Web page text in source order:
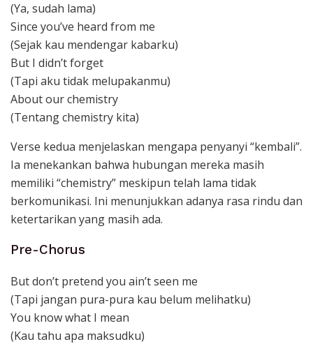
(Ya, sudah lama)
Since you’ve heard from me
(Sejak kau mendengar kabarku)
But I didn’t forget
(Tapi aku tidak melupakanmu)
About our chemistry
(Tentang chemistry kita)
Verse kedua menjelaskan mengapa penyanyi “kembali”.
Ia menekankan bahwa hubungan mereka masih
memiliki “chemistry” meskipun telah lama tidak
berkomunikasi. Ini menunjukkan adanya rasa rindu dan
ketertarikan yang masih ada.
Pre-Chorus
But don’t pretend you ain’t seen me
(Tapi jangan pura-pura kau belum melihatku)
You know what I mean
(Kau tahu apa maksudku)